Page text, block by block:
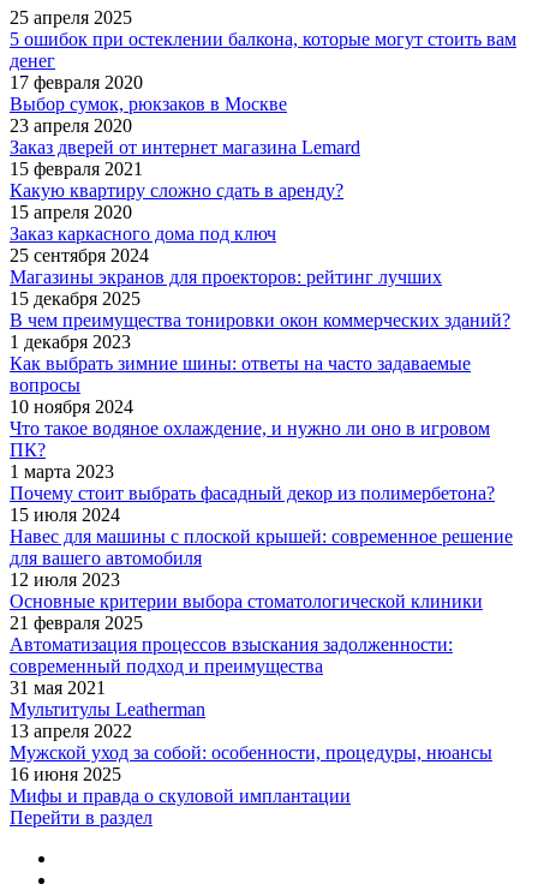
25 апреля 2025
5 ошибок при остеклении балкона, которые могут стоить вам
денег
17 февраля 2020
Выбор сумок, рюкзаков в Москве
23 апреля 2020
Заказ дверей от интернет магазина Lemard
15 февраля 2021
Какую квартиру сложно сдать в аренду?
15 апреля 2020
Заказ каркасного дома под ключ
25 сентября 2024
Магазины экранов для проекторов: рейтинг лучших
15 декабря 2025
В чем преимущества тонировки окон коммерческих зданий?
1 декабря 2023
Как выбрать зимние шины: ответы на часто задаваемые
вопросы
10 ноября 2024
Что такое водяное охлаждение, и нужно ли оно в игровом
ПК?
1 марта 2023
Почему стоит выбрать фасадный декор из полимербетона?
15 июля 2024
Навес для машины с плоской крышей: современное решение
для вашего автомобиля
12 июля 2023
Основные критерии выбора стоматологической клиники
21 февраля 2025
Автоматизация процессов взыскания задолженности:
современный подход и преимущества
31 мая 2021
Мультитулы Leatherman
13 апреля 2022
Мужской уход за собой: особенности, процедуры, нюансы
16 июня 2025
Мифы и правда о скуловой имплантации
Перейти в раздел